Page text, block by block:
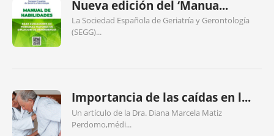
Nueva edición del ‘Manua...
La Sociedad Española de Geriatría y Gerontología
(SEGG)...
Importancia de las caídas en l...
Un artículo de la Dra. Diana Marcela Matiz
Perdomo,médi...